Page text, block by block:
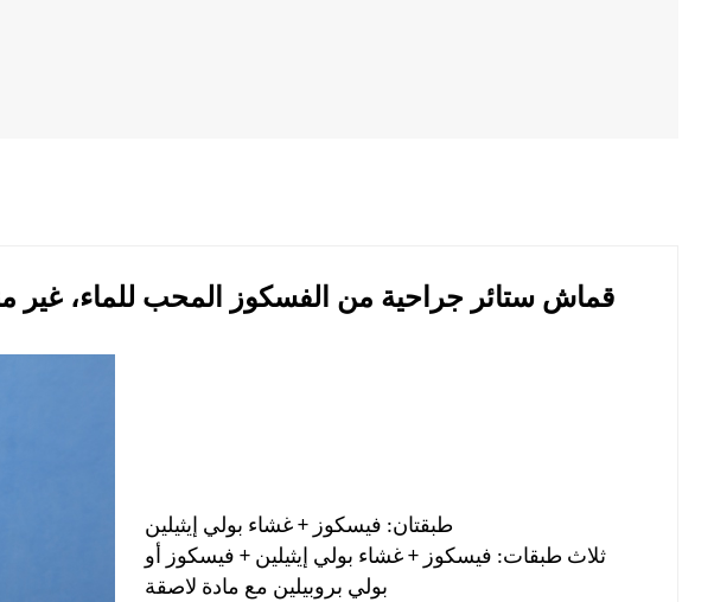
قماش ستائر جراحية من الفسكوز المحب للماء، غير
طبقتان: فيسكوز + غشاء بولي إيثيلين
ثلاث طبقات: فيسكوز + غشاء بولي إيثيلين + فيسكوز أو
بولي بروبيلين مع مادة لاصقة